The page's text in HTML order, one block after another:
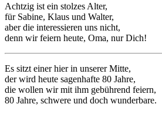
Achtzig ist ein stolzes Alter,
für Sabine, Klaus und Walter,
aber die interessieren uns nicht,
denn wir feiern heute, Oma, nur Dich!
Es sitzt einer hier in unserer Mitte,
der wird heute sagenhafte 80 Jahre,
die wollen wir mit ihm gebührend feiern,
80 Jahre, schwere und doch wunderbare.